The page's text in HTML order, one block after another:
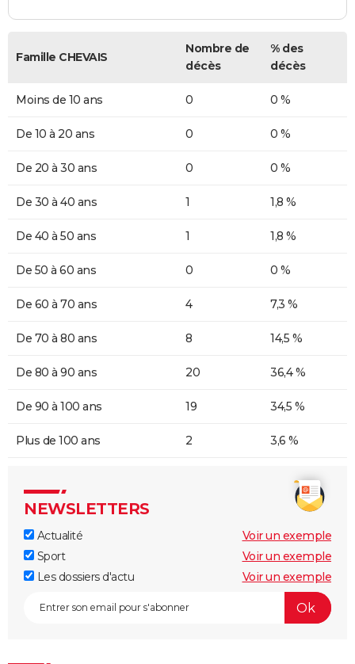
Famille CHEVAIS
Nombre de
décès
% des
décès
Moins de 10 ans 0 0 %
De 10 à 20 ans 0 0 %
De 20 à 30 ans 0 0 %
De 30 à 40 ans 1 1,8 %
De 40 à 50 ans 1 1,8 %
De 50 à 60 ans 0 0 %
De 60 à 70 ans 4 7,3 %
De 70 à 80 ans 8 14,5 %
De 80 à 90 ans 20 36,4 %
De 90 à 100 ans 19 34,5 %
Plus de 100 ans 2 3,6 %
NEWSLETTERS
Actualité
Voir un exemple
Sport
Voir un exemple
Les dossiers d'actu
Voir un exemple